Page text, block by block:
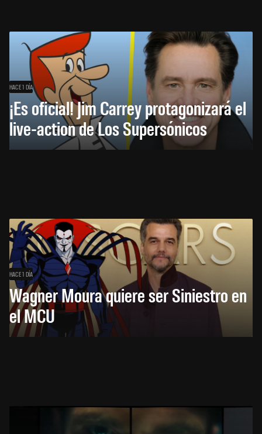
HACE 1 DÍA
¡Es oficial! Jim Carrey protagonizará el
live-action de Los Supersónicos
HACE 1 DÍA
Wagner Moura quiere ser Siniestro en
el MCU